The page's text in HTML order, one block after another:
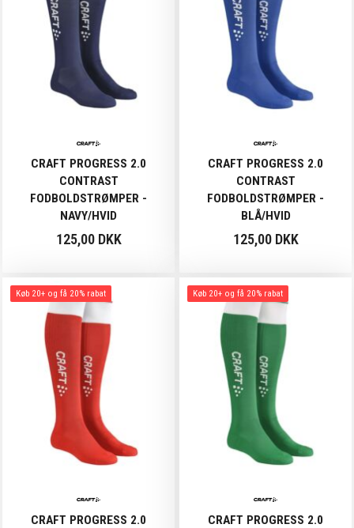
CRAFT PROGRESS 2.0
CONTRAST
FODBOLDSTRØMPER -
NAVY/HVID
125,00 DKK
CRAFT PROGRESS 2.0
CONTRAST
FODBOLDSTRØMPER -
BLÅ/HVID
125,00 DKK
Køb 20+ og få 20% rabat
CRAFT PROGRESS 2.0
Køb 20+ og få 20% rabat
CRAFT PROGRESS 2.0